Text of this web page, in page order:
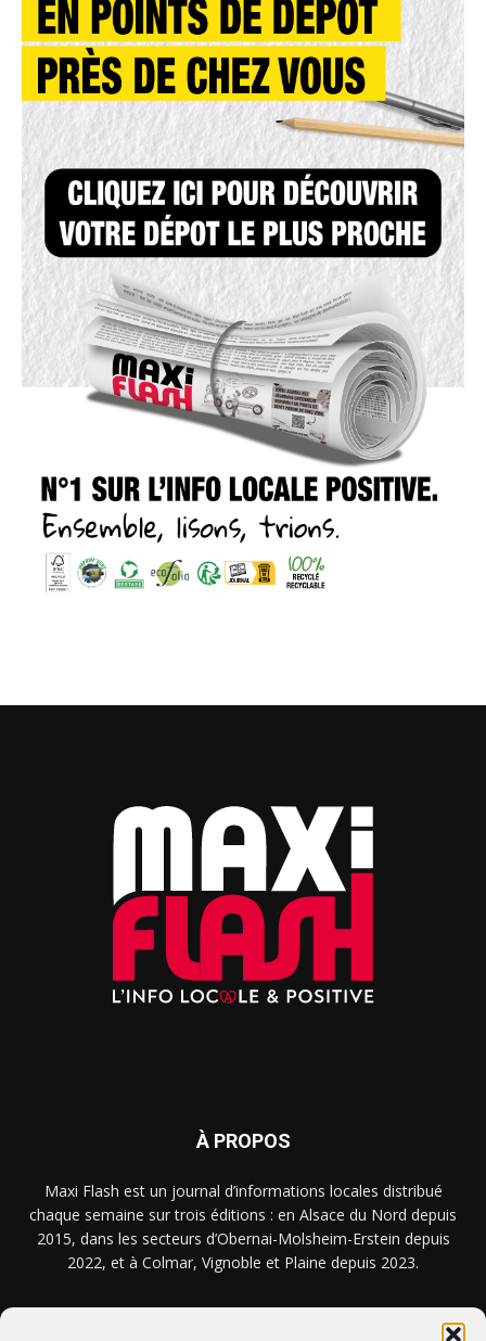
À PROPOS
Maxi Flash est un journal d’informations locales distribué
chaque semaine sur trois éditions : en Alsace du Nord depuis
2015, dans les secteurs d’Obernai-Molsheim-Erstein depuis
2022, et à Colmar, Vignoble et Plaine depuis 2023.